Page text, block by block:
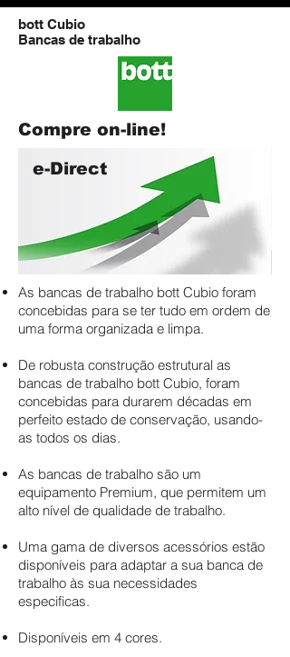
bott Cubio
Bancas de trabalho
Compre on-line!
e-Direct
As bancas de trabalho bott Cubio foram
concebidas para se ter tudo em ordem de
uma forma organizada e limpa.
De robusta construção estrutural as
bancas de trabalho bott Cubio, foram
concebidas para durarem décadas em
perfeito estado de conservação, usando-
as todos os dias.
As bancas de trabalho são um
equipamento Premium, que permitem um
alto nível de qualidade de trabalho.
Uma gama de diversos acessórios estão
disponíveis para adaptar a sua banca de
trabalho às sua necessidades
especificas.
Disponíveis em 4 cores.